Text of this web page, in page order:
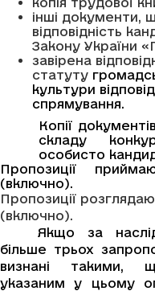
інші документи,
відповідність
Закону України
завірена
статуту
культури
спрямування.
Копії
складу
особисто
Пропозиції
(включно).
Пропозиції
(включно).
Якщо за
більше трьох
визнані такими,
указаним у цьому